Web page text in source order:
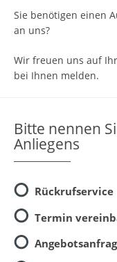
Sie benötigen einen
an uns?
Wir freuen uns auf
bei Ihnen melden.
Bitte nennen
Anliegens
Rückrufservice
Termin